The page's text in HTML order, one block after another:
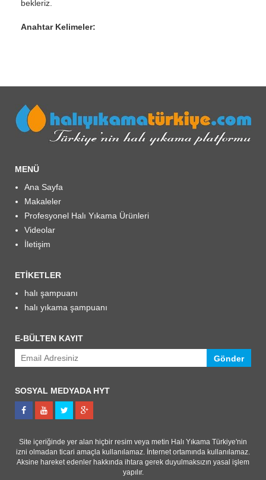
bekleriz.
Anahtar Kelimeler:
MENÜ
Ana Sayfa
Makaleler
Profesyonel Halı Yıkama Ürünleri
Videolar
İletişim
ETIKETLER
halı şampuanı
halı yıkama şampuanı
E-BÜLTEN KAYIT
Gönder
SOSYAL MEDYADA HYT
Site içeriğinde yer alan hiçbir resim veya metin Halı Yıkama Türkiye'nin
izni olmadan ticari amaçla kullanılamaz. İnternet ortamında kullanılamaz.
Aksine hareket edenler hakkında ihtara gerek duyulmaksızın yasal işlem
yapılır.